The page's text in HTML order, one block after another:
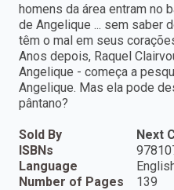
homens da área entram no
de Angelique ... sem saber
têm o mal em seus
Anos depois, Raquel
Angelique - começa a
Angelique. Mas ela pode
pântano?
Sold By
Next
ISBNs
Language
Number of Pages
139